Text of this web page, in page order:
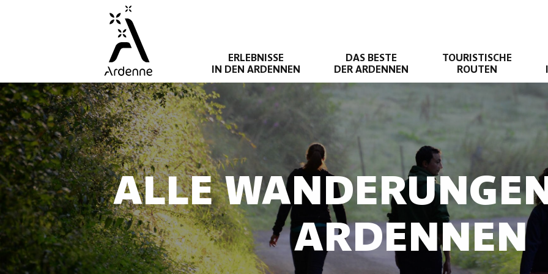
ERLEBNISSE
IN DEN ARDENNEN
DAS BESTE
DER ARDENNEN
TOURISTISCHE
ROUTEN
ALLE
ARDENNEN